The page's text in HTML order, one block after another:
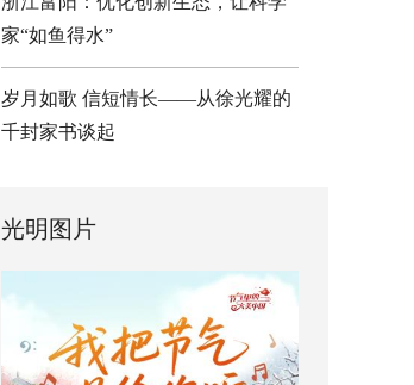
家“如鱼得水”
岁月如歌 信短情长——从徐光耀的
千封家书谈起
光明图片